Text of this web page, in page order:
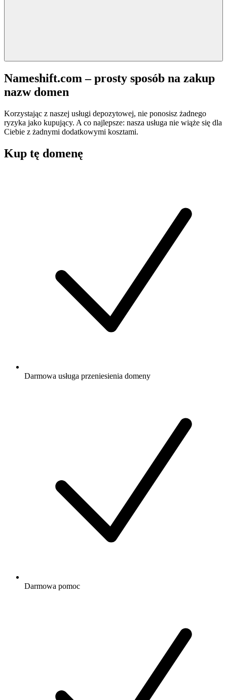
Nameshift.com – prosty sposób na zakup
nazw domen
Korzystając z naszej usługi depozytowej, nie ponosisz żadnego
ryzyka jako kupujący. A co najlepsze: nasza usługa nie wiąże się dla
Ciebie z żadnymi dodatkowymi kosztami.
Kup tę domenę
Darmowa usługa przeniesienia domeny
Darmowa pomoc